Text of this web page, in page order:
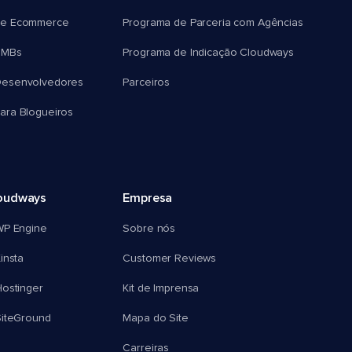
Ecommerce
Blogueiros
Programa de Parceria com Agências
Programa de Indicação Cloudways
Parceiros
Engine
Empresa
Sobre nós
Customer Reviews
Kit de Imprensa
Mapa do Site
Carreiras